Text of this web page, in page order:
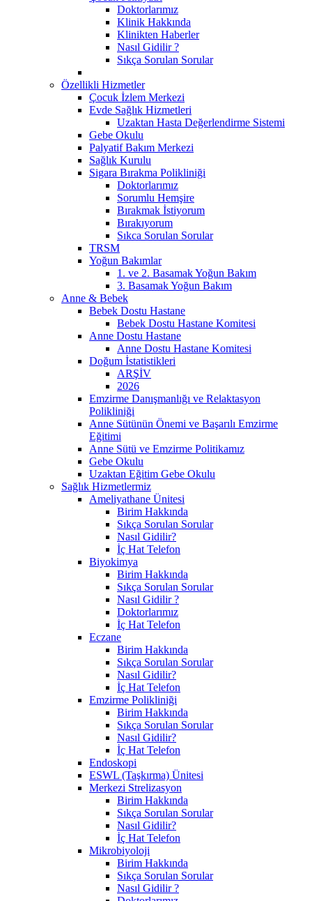
Doktorlarımız
Klinik Hakkında
Klinikten Haberler
Nasıl Gidilir ?
Sıkça Sorulan Sorular
Özellikli Hizmetler
Çocuk İzlem Merkezi
Evde Sağlık Hizmetleri
Uzaktan Hasta Değerlendirme Sistemi
Gebe Okulu
Palyatif Bakım Merkezi
Sağlık Kurulu
Sigara Bırakma Polikliniği
Doktorlarımız
Sorumlu Hemşire
Bırakmak İstiyorum
Bırakıyorum
Sıkca Sorulan Sorular
TRSM
Yoğun Bakımlar
1. ve 2. Basamak Yoğun Bakım
3. Basamak Yoğun Bakım
Anne & Bebek
Bebek Dostu Hastane
Bebek Dostu Hastane Komitesi
Anne Dostu Hastane
Anne Dostu Hastane Komitesi
Doğum İstatistikleri
ARŞİV
2026
Emzirme Danışmanlığı ve Relaktasyon
Polikliniği
Anne Sütünün Önemi ve Başarılı Emzirme
Eğitimi
Anne Sütü ve Emzirme Politikamız
Gebe Okulu
Uzaktan Eğitim Gebe Okulu
Sağlık Hizmetlermiz
Ameliyathane Ünitesi
Birim Hakkında
Sıkça Sorulan Sorular
Nasıl Gidilir?
İç Hat Telefon
Biyokimya
Birim Hakkında
Sıkça Sorulan Sorular
Nasıl Gidilir ?
Doktorlarımız
İç Hat Telefon
Eczane
Birim Hakkında
Sıkça Sorulan Sorular
Nasıl Gidilir?
İç Hat Telefon
Emzirme Polikliniği
Birim Hakkında
Sıkça Sorulan Sorular
Nasıl Gidilir?
İç Hat Telefon
Endoskopi
ESWL (Taşkırma) Ünitesi
Merkezi Strelizasyon
Birim Hakkında
Sıkça Sorulan Sorular
Nasıl Gidilir?
İç Hat Telefon
Mikrobiyoloji
Birim Hakkında
Sıkça Sorulan Sorular
Nasıl Gidilir ?